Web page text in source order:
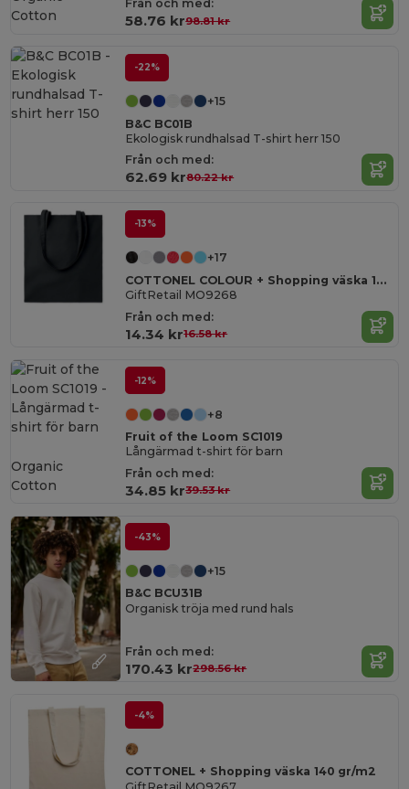
Från och med:
58.76 kr98.81 kr
Cotton
-22%
+15
B&C BC01B
Ekologisk rundhalsad T-shirt herr 150
Från och med:
62.69 kr80.22 kr
-13%
+17
COTTONEL COLOUR + Shopping väska 140 gr/m3
GiftRetail MO9268
Från och med:
14.34 kr16.58 kr
-12%
+8
Fruit of the Loom SC1019
Långärmad t-shirt för barn
Från och med:
34.85 kr39.53 kr
Organic
Cotton
-43%
+15
B&C BCU31B
Organisk tröja med rund hals
Från och med:
170.43 kr298.56 kr
-4%
COTTONEL + Shopping väska 140 gr/m2